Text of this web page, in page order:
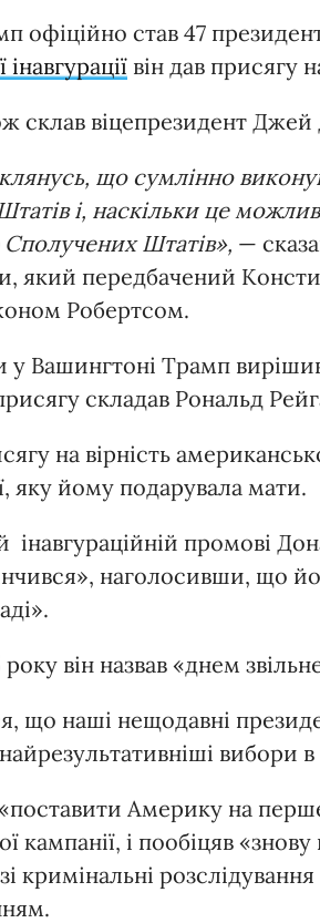
офіційно став 47
він дав присягу
склав віцепрезидент Джей
що сумлінно
і, наскільки це
Штатів», —
який передбачений
Робертсом.
у Вашингтоні Трамп
складав Рональд
на вірність
яку йому подарувала мати.
інавгураційній промові
наголосивши, що
він назвав «днем
що наші нещодавні
вибори
«поставити Америку на
кампанії, і пообіцяв
кримінальні